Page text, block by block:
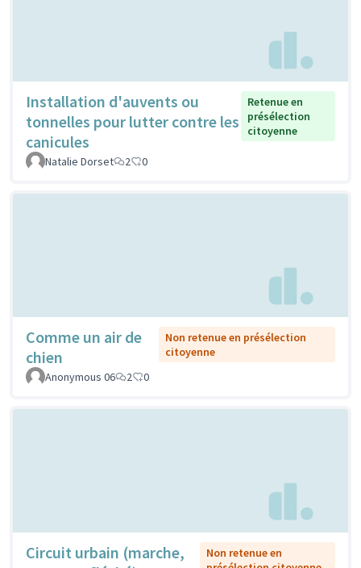
Installation d'auvents ou
tonnelles pour lutter contre les
canicules
Retenue en
présélection
citoyenne
Natalie Dorset 2 0
Comme un air de
chien
Non retenue en présélection
citoyenne
Anonymous 06
2 0
Circuit urbain (marche,
Non retenue en